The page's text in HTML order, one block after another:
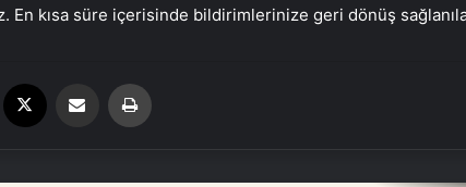
En kısa süre içerisinde bildirimlerinize geri dönüş
Facebook Email'den paylaş